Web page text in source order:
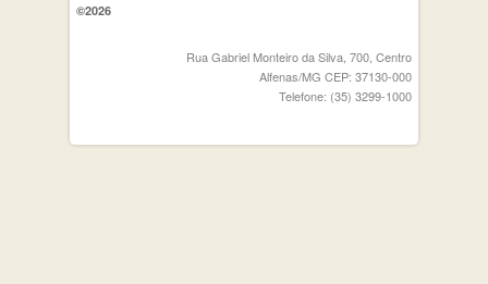
©2026
Rua Gabriel Monteiro da Silva, 700, Centro
Alfenas/MG CEP: 37130-000
Telefone: (35) 3299-1000